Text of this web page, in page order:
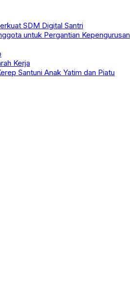
SDM Digital Santri
untuk Pergantian Kepengurusan
Kerja
Santuni Anak Yatim dan Piatu